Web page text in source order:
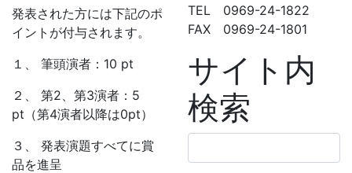
発表された方には下記のポ
イントが付与されます。
１、 筆頭演者：10 pt
２、 第2、第3演者：5
pt（第4演者以降は0pt）
３、 発表演題すべてに賞
品を進呈
TEL 0969-24-1822
FAX 0969-24-1801
サイト内
検索
索: